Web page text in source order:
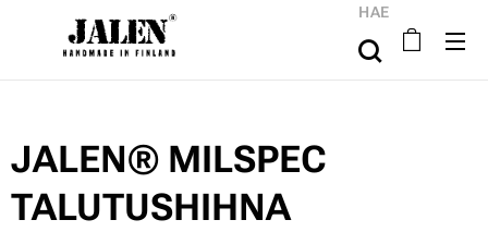
HAE
JALEN® MILSPEC
TALUTUSHIHNA